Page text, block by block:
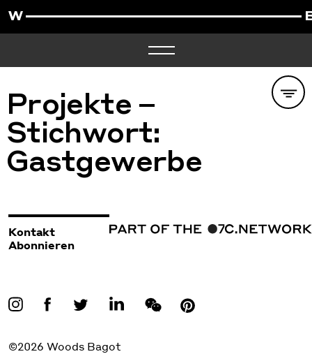
Projekte –
Stichwort:
Gastgewerbe
Kontakt
Abonnieren
©2026 Woods Bagot